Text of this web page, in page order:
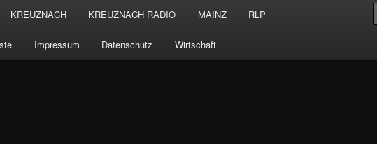
KREUZNACH KREUZNACH RADIO MAINZ RLP
Impressum Datenschutz Wirtschaft